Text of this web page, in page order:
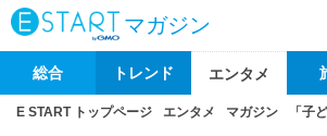
マガジン
総合 トレンド エンタメ
E START トップページ エンタメ マガジン 「子